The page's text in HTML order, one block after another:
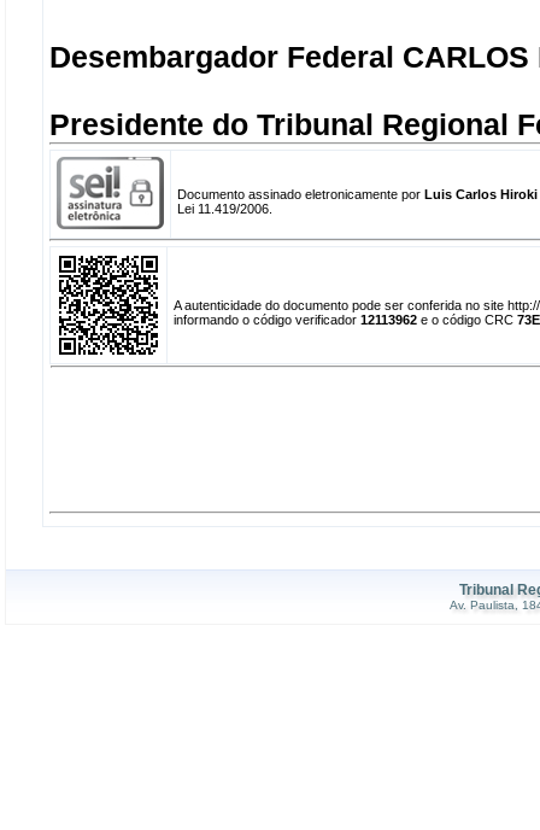
Desembargador Federal CARLOS
Presidente do Tribunal Regional
Documento assinado eletronicamente por Luis Carlos Hiroki
Lei 11.419/2006.
A autenticidade do documento pode ser conferida no site
informando o código verificador 12113962e o código CRC
Tribunal
Av. Paulista,